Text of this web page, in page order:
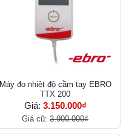
Máy đo nhiệt độ cầm tay EBRO
TTX 200
Giá: 3.150.000₫
Giá cũ: 3.900.000₫